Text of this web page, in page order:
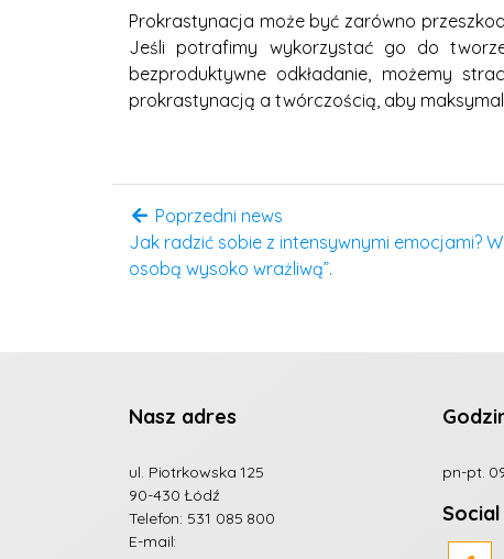
Prokrastynacja może być zarówno
Jeśli potrafimy wykorzystać go do
bezproduktywne odkładanie, możemy
prokrastynacją a twórczością, aby
Poprzedni news
Jak radzić sobie z intensywnymi emocjami?
osobą wysoko wrażliwą”.
Nasz adres
ul. Piotrkowska 125
90-430 Łódź
Telefon: 531 085 800
E-mail:
pn-pt.